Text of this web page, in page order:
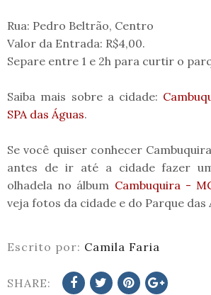
Rua: Pedro Beltrão, Centro
Valor da Entrada: R$4,00.
Separe entre 1 e 2h para curtir o
Saiba mais sobre a cidade:
SPA das Águas.
Se você quiser conhecer
antes de ir até a cidade fazer
olhadela no álbum Cambuquira -
veja fotos da cidade e do Parque das
Escrito por: Camila Faria
SHARE: